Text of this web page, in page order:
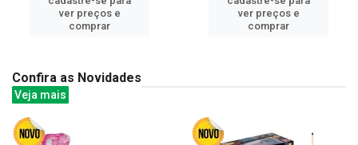
ver preços e
comprar
ver preços e
comprar
Confira as Novidades
Veja mais